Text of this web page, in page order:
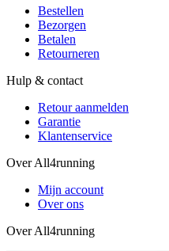
Bestellen
Bezorgen
Betalen
Retourneren
Hulp & contact
Retour aanmelden
Garantie
Klantenservice
Over All4running
Mijn account
Over ons
Over All4running